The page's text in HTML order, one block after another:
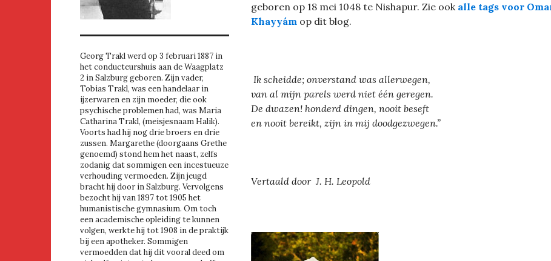
geboren op 18 mei 1048 te Nishapur. Zie ook alle tags voor
Khayyám op dit blog.
Ik scheidde; onverstand was allerwegen,
van al mijn parels werd niet één geregen.
De dwazen! honderd dingen, nooit beseft
en nooit bereikt, zijn in mij doodgezwegen.”
Vertaald door J. H. Leopold
Georg Trakl werd op 3 februari 1887 in
het conducteurshuis aan de Waagplatz
2 in Salzburg geboren. Zijn vader,
Tobias Trakl, was een handelaar in
ijzerwaren en zijn moeder, die ook
psychische problemen had, was Maria
Catharina Trakl, (meisjesnaam Halik).
Voorts had hij nog drie broers en drie
zussen. Margarethe (doorgaans Grethe
genoemd) stond hem het naast, zelfs
zodanig dat sommigen een incestueuze
verhouding vermoeden. Zijn jeugd
bracht hij door in Salzburg. Vervolgens
bezocht hij van 1897 tot 1905 het
humanistische gymnasium. Om toch
een academische opleiding te kunnen
volgen, werkte hij tot 1908 in de praktijk
bij een apotheker. Sommigen
vermoedden dat hij dit vooral deed om